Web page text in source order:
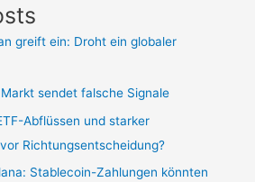
greift ein: Droht ein globaler
sendet falsche Signale
Abflüssen und starker
Richtungsentscheidung?
Stablecoin-Zahlungen könnten